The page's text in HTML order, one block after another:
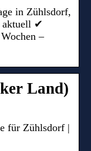
in Zühlsdorf,
aktuell ✔
–
Land)
für Zühlsdorf |